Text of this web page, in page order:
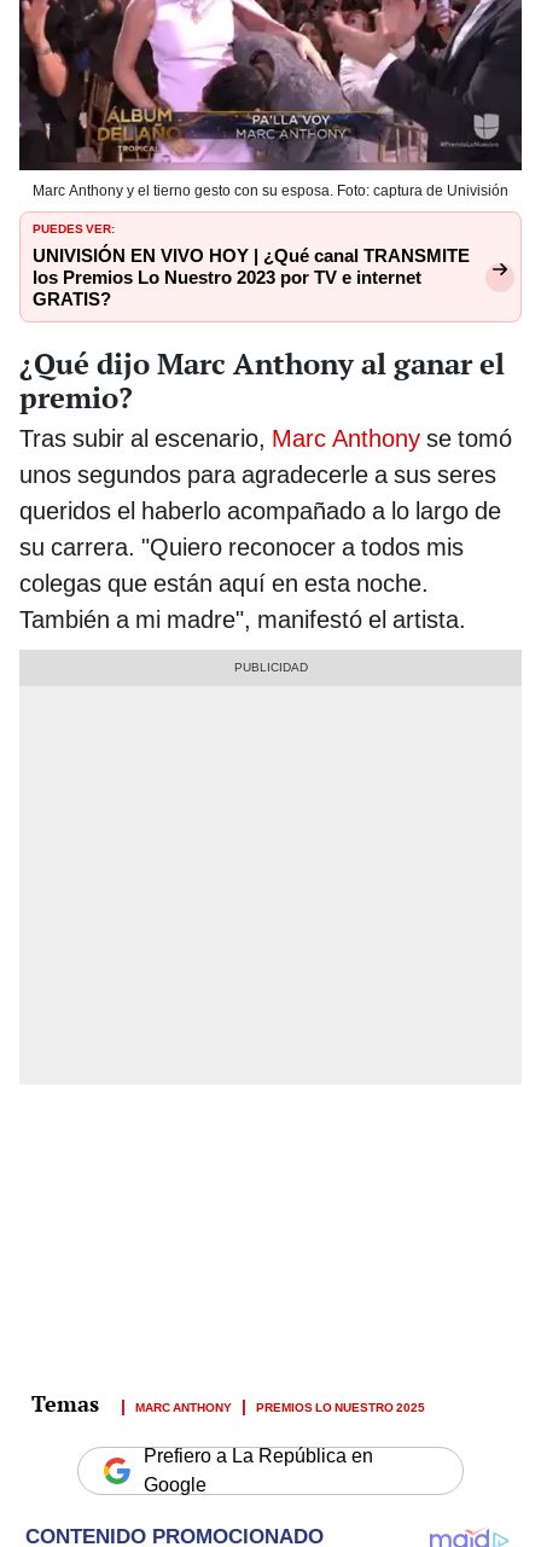
Marc Anthony y el tierno gesto con su esposa. Foto: captura de Univisión
PUEDES VER:
UNIVISIÓN EN VIVO HOY | ¿Qué canal TRANSMITE
los Premios Lo Nuestro 2023 por TV e internet
GRATIS?
¿Qué dijo Marc Anthony al ganar el
premio?
Tras subir al escenario, Marc Anthony se tomó
unos segundos para agradecerle a sus seres
queridos el haberlo acompañado a lo largo de
su carrera. "Quiero reconocer a todos mis
colegas que están aquí en esta noche.
También a mi madre", manifestó el artista.
MARC ANTHONY PREMIOS LO NUESTRO 2025
Prefiero a La República en
Google